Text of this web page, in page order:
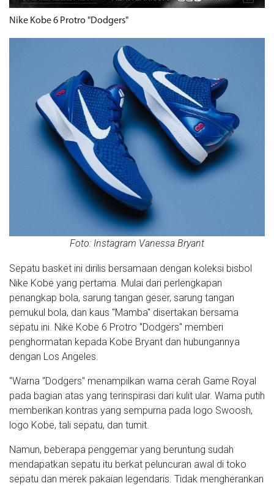
Nike Kobe 6 Protro "Dodgers"
Foto: Instagram Vanessa Bryant
Sepatu basket ini dirilis bersamaan dengan koleksi bisbol
Nike Kobe yang pertama. Mulai dari perlengkapan
penangkap bola, sarung tangan geser, sarung tangan
pemukul bola, dan kaus "Mamba" disertakan bersama
sepatu ini. Nike Kobe 6 Protro "Dodgers" memberi
penghormatan kepada Kobe Bryant dan hubungannya
dengan Los Angeles.
"Warna "Dodgers" menampilkan warna cerah Game Royal
pada bagian atas yang terinspirasi dari kulit ular. Warna putih
memberikan kontras yang sempurna pada logo Swoosh,
logo Kobe, tali sepatu, dan tumit.
Namun, beberapa penggemar yang beruntung sudah
mendapatkan sepatu itu berkat peluncuran awal di toko
sepatu dan merek pakaian legendaris. Tidak mengherankan